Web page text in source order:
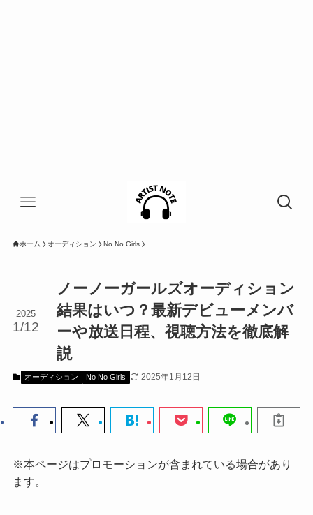
ホーム オーディション No No Girls
ノーノーガールズオーディション
結果はいつ？最新デビューメンバ
ーや放送日程、視聴方法を徹底解
説
2025
1/12
オーディション No No Girls 2025年1月12日
※本ページはプロモーションが含まれている場合があり
ます。